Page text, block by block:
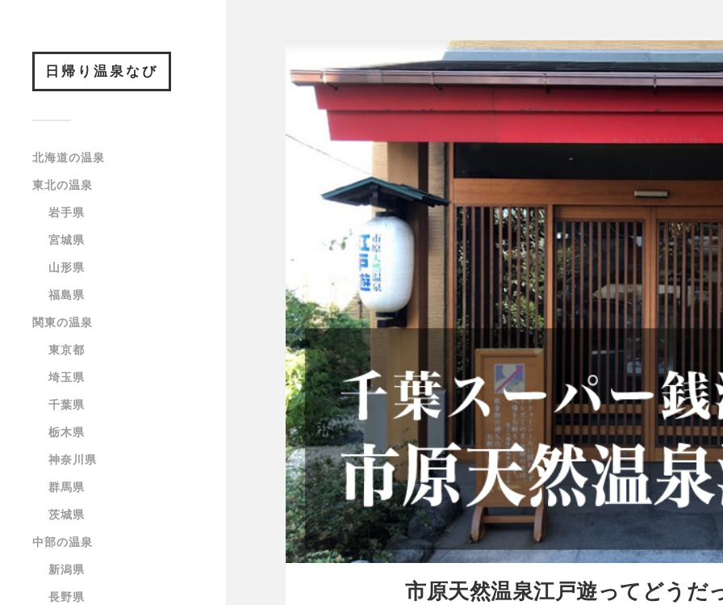
日帰り温泉なび
北海道の温泉
東北の温泉
岩手県
宮城県
山形県
福島県
関東の温泉
東京都
埼玉県
千葉県
栃木県
神奈川県
群馬県
茨城県
中部の温泉
新潟県
長野県
市原天然温泉江戸遊ってどうだ